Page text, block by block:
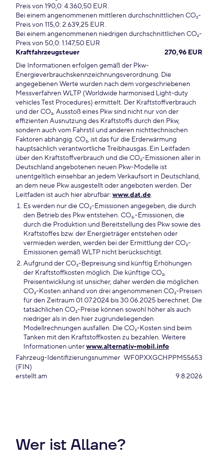
Preis von 190,0: 4.360,50 EUR.
Bei einem angenommenen mittleren durchschnittlichen CO₂-
Preis von 115,0: 2.639,25 EUR.
Bei einem angenommenen niedrigen durchschnittlichen CO₂-
Preis von 50,0: 1.147,50 EUR
Kraftfahrzeugsteuer
270,96 EUR
Die Informationen erfolgen gemäß der Pkw-
Energieverbrauchskennzeichnungsverordnung. Die
angegebenen Werte wurden nach dem vorgeschriebenen
Messverfahren WLTP (Worldwide harmonised Light-duty
vehicles Test Procedures) ermittelt. Der Kraftstoffverbrauch
und der CO₂, Ausstoß eines Pkw sind nicht nur von der
effizienten Ausnutzung des Kraftstoffs durch den Pkw,
sondern auch vom Fahrstil und anderen nichttechnischen
Faktoren abhängig. CO₂, ist das für die Erderwärmung
hauptsächlich verantwortliche Treibhausgas. Ein Leitfaden
über den Kraftstoffverbrauch und die CO₂-Emissionen aller in
Deutschland angebotenen neuen Pkw-Modelle ist
unentgeltlich einsehbar an jedem Verkaufsort in Deutschland,
an dem neue Pkw ausgestellt oder angeboten werden. Der
Leitfaden ist auch hier abrufbar: www.dat.de.
Es werden nur die CO₂-Emissionen angegeben, die durch
den Betrieb des Pkw entstehen. CO₂,-Emissionen, die
durch die Produktion und Bereitstellung des Pkw sowie des
Kraftstoffes bzw. der Energieträger entstehen oder
vermieden werden, werden bei der Ermittlung der CO₂-
Emissionen gemäß WLTP nicht berücksichtigt.
Aufgrund der CO₂-Bepreisung sind künftig Erhöhungen
der Kraftstoffkosten möglich. Die künftige CO₂,
Preisentwicklung ist unsicher, daher werden die möglichen
CO₂-Kosten anhand von drei angenommenen CO₂-Preisen
für den Zeitraum 01.07.2024 bis 30.06.2025 berechnet. Die
tatsächlichen CO₂-Preise können sowohl höher als auch
niedriger als in den hier zugrundeliegenden
Modellrechnungen ausfallen. Die CO₂-Kosten sind beim
Tanken mit den Kraftstoffkosten zu bezahlen. Weitere
Informationen unterwww.alternativ-mobil.info.
Fahrzeug-Identifizierungsnummer
(FIN)
WF0PXXGCHPPM55653
erstellt am 9.8.2026
Wer ist Allane?